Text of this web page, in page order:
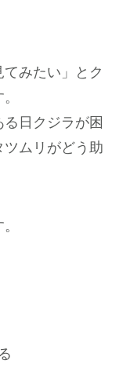
みたい」とク
日クジラが困
ムリがどう助